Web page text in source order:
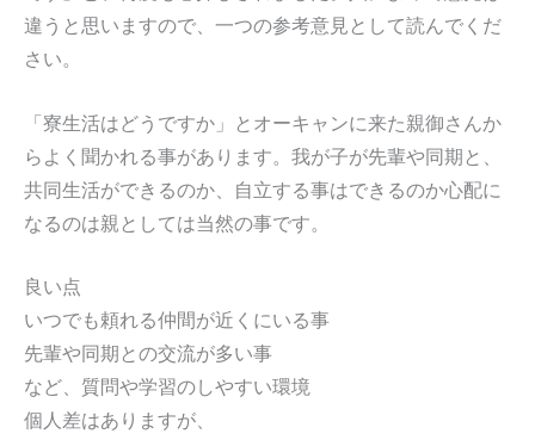
違うと思いますので、一つの参考意見として読んでくだ
さい。
「寮生活はどうですか」とオーキャンに来た親御さんか
らよく聞かれる事があります。我が子が先輩や同期と、
共同生活ができるのか、自立する事はできるのか心配に
なるのは親としては当然の事です。
良い点
いつでも頼れる仲間が近くにいる事
先輩や同期との交流が多い事
など、質問や学習のしやすい環境
個人差はありますが、